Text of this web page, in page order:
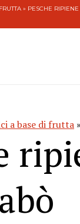
» PESCHE
a base di frutta